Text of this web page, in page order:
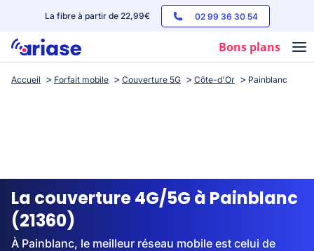
La fibre à partir de 22,99€ 02 99 36 30 54
Bons plans
Box internet
Streaming
Accueil Forfait mobile Couverture 5G Côte-d'Or Painblanc
La couverture 4G/5G à Painblanc
(21360)
À Painblanc, le meilleur réseau mobile est celui de